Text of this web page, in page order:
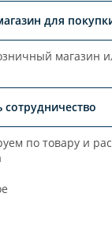
для
магазин
сотрудничество
по товару и